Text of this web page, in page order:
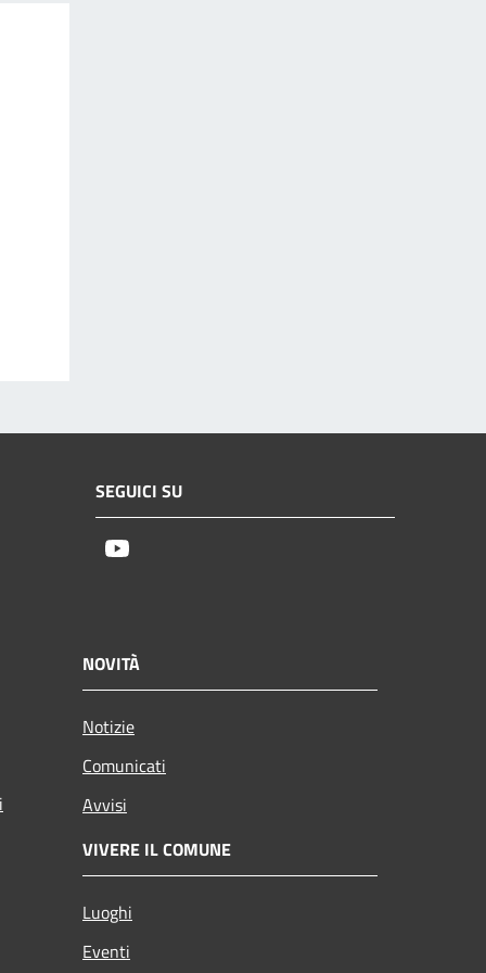
SEGUICI SU
NOVITÀ
Notizie
Comunicati
Avvisi
VIVERE IL COMUNE
Luoghi
Eventi